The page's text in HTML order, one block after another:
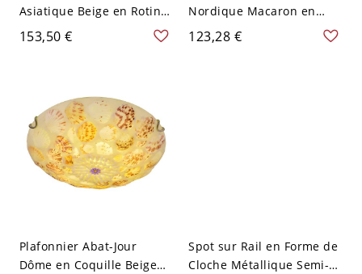
Asiatique Beige en Rotin
de Bambou Lampe
Encastrée Design de
153,50 €
Nordique Macaron en
Métal à 3 Ampoules
Luminaire Suspendu en
123,28 €
Plafonnier Abat-Jour
Dôme en Coquille Beige
Spot sur Rail en Forme de
Cloche Métallique Semi-